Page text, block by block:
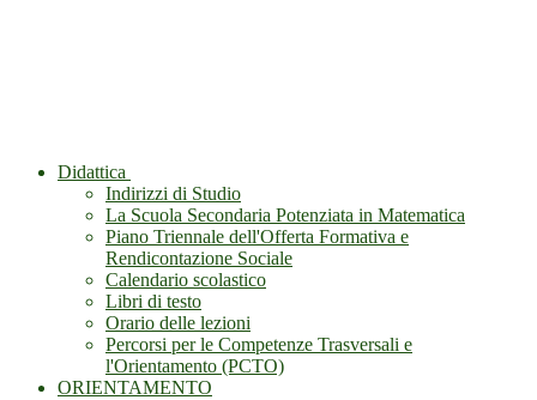
Didattica
Indirizzi di Studio
La Scuola Secondaria Potenziata in Matematica
Piano Triennale dell'Offerta Formativa e
Rendicontazione Sociale
Calendario scolastico
Libri di testo
Orario delle lezioni
Percorsi per le Competenze Trasversali e
l'Orientamento (PCTO)
ORIENTAMENTO